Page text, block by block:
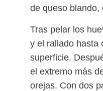
de queso blando,
Tras pelar los
y el rallado hasta
superficie.
el extremo más
orejas. Con dos